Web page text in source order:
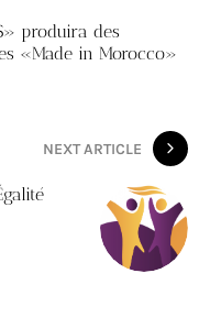
produira des
«Made in Morocco»
NEXT ARTICLE